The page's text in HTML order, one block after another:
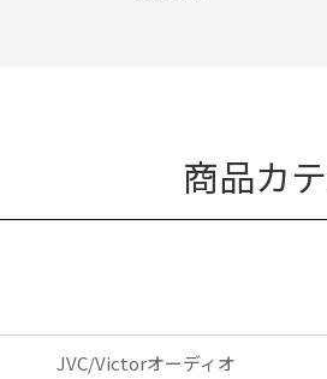
商品カ
JVC/Victorオーディオ